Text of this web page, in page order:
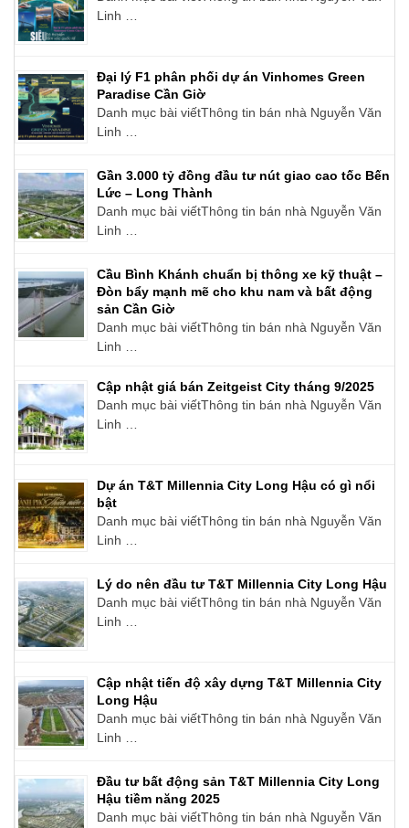
Linh …
Đại lý F1 phân phối dự án Vinhomes Green
Paradise Cần Giờ
Danh mục bài viếtThông tin bán nhà Nguyễn Văn
Linh …
Gần 3.000 tỷ đồng đầu tư nút giao cao tốc Bến
Lức – Long Thành
Danh mục bài viếtThông tin bán nhà Nguyễn Văn
Linh …
Cầu Bình Khánh chuẩn bị thông xe kỹ thuật –
Đòn bẩy mạnh mẽ cho khu nam và bất động
sản Cần Giờ
Danh mục bài viếtThông tin bán nhà Nguyễn Văn
Linh …
Cập nhật giá bán Zeitgeist City tháng 9/2025
Danh mục bài viếtThông tin bán nhà Nguyễn Văn
Linh …
Dự án T&T Millennia City Long Hậu có gì nổi
bật
Danh mục bài viếtThông tin bán nhà Nguyễn Văn
Linh …
Lý do nên đầu tư T&T Millennia City Long Hậu
Danh mục bài viếtThông tin bán nhà Nguyễn Văn
Linh …
Cập nhật tiến độ xây dựng T&T Millennia City
Long Hậu
Danh mục bài viếtThông tin bán nhà Nguyễn Văn
Linh …
Đầu tư bất động sản T&T Millennia City Long
Hậu tiềm năng 2025
Danh mục bài viếtThông tin bán nhà Nguyễn Văn